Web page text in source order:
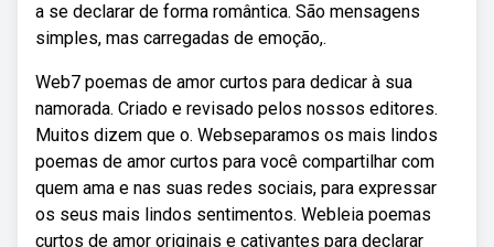
a se declarar de forma romântica. São mensagens
simples, mas carregadas de emoção,.
Web7 poemas de amor curtos para dedicar à sua
namorada. Criado e revisado pelos nossos editores.
Muitos dizem que o. Webseparamos os mais lindos
poemas de amor curtos para você compartilhar com
quem ama e nas suas redes sociais, para expressar
os seus mais lindos sentimentos. Webleia poemas
curtos de amor originais e cativantes para declarar